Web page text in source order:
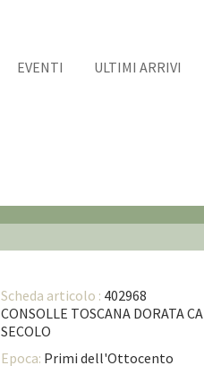
EVENTI ULTIMI ARRIVI
Scheda articolo : 402968
CONSOLLE TOSCANA DORATA
SECOLO
Epoca: Primi dell'Ottocento